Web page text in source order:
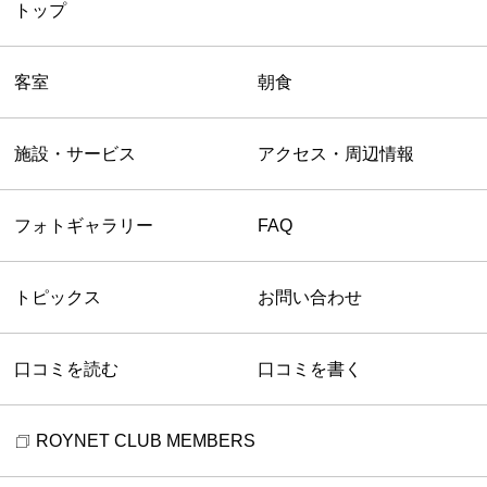
トップ
客室 朝食
施設・サービス アクセス・周辺情報
フォトギャラリー FAQ
トピックス お問い合わせ
口コミを読む 口コミを書く
ROYNET CLUB MEMBERS